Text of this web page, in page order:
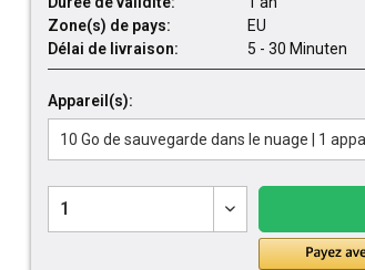
Zone(s) de pays:
EU
Délai de livraison:
5 - 30 Minuten
Appareil(s):